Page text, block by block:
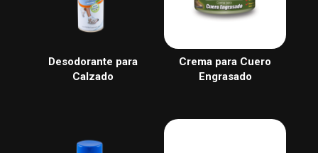
Desodorante para
Calzado
Crema para Cuero
Engrasado